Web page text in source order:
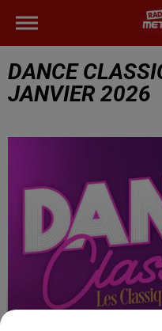
DANCE
JANVIER 2026